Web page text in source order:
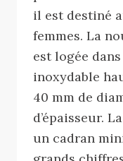
il est destiné
femmes. La
est logée
inoxydable
40 mm de
d’épaisseur. La
un cadran